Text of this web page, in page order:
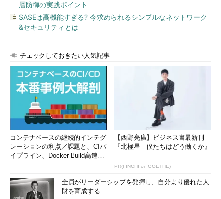
層防御の実践ポイント
SASEは高機能すぎる? 今求められるシンプルなネットワーク
&セキュリティとは
チェックしておきたい人気記事
コンテナベースの継続的インテグ
レーションの利点／課題と、CIパ
イプライン、Docker Build高速化
【西野亮廣】ビジネス書最新刊
『北極星 僕たちはどう働くか』
PR(FINCHI on GOETHE)
全員がリーダーシップを発揮し、自分より優れた人
財を育成する